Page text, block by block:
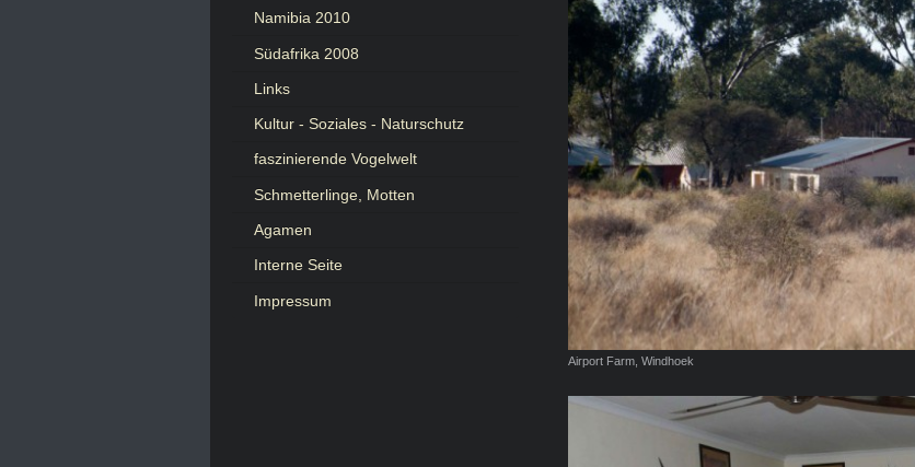
Airport Farm, Windhoek
Namibia 2010
Südafrika 2008
Links
Kultur - Soziales - Naturschutz
faszinierende Vogelwelt
Schmetterlinge, Motten
Agamen
Interne Seite
Impressum